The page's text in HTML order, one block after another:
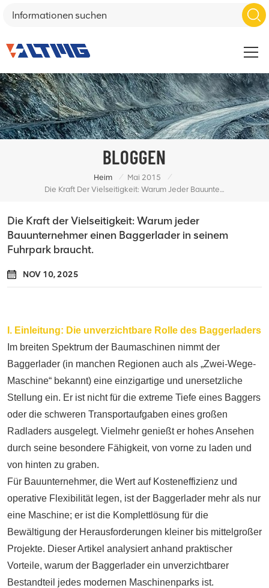
BLOGGEN
Heim / Mai 2015
/
Die Kraft Der Vielseitigkeit: Warum Jeder Bauunternehmer Einen Baggerlader In Seinem Fuhrpark Braucht.
Die Kraft der Vielseitigkeit: Warum jeder
Bauunternehmer einen Baggerlader in seinem
Fuhrpark braucht.
NOV 10, 2025
I. Einleitung: Die unverzichtbare Rolle des Baggerladers
Im breiten Spektrum der Baumaschinen nimmt der
Baggerlader (in manchen Regionen auch als „Zwei-Wege-
Maschine“ bekannt) eine einzigartige und unersetzliche
Stellung ein. Er ist nicht für die extreme Tiefe eines Baggers
oder die schweren Transportaufgaben eines großen
Radladers ausgelegt. Vielmehr genießt er hohes Ansehen
durch seine besondere Fähigkeit, von vorne zu laden und
von hinten zu graben.
Für Bauunternehmer, die Wert auf Kosteneffizienz und
operative Flexibilität legen, ist der Baggerlader mehr als nur
eine Maschine; er ist die Komplettlösung für die
Bewältigung der Herausforderungen kleiner bis mittelgroßer
Projekte. Dieser Artikel analysiert anhand praktischer
Vorteile, warum der Baggerlader ein unverzichtbarer
Bestandteil jedes modernen Maschinenparks ist.